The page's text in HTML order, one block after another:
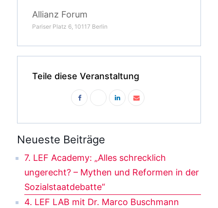
Allianz Forum
Pariser Platz 6, 10117 Berlin
Teile diese Veranstaltung
Neueste Beiträge
7. LEF Academy: „Alles schrecklich
ungerecht? – Mythen und Reformen in der
Sozialstaatdebatte“
4. LEF LAB mit Dr. Marco Buschmann